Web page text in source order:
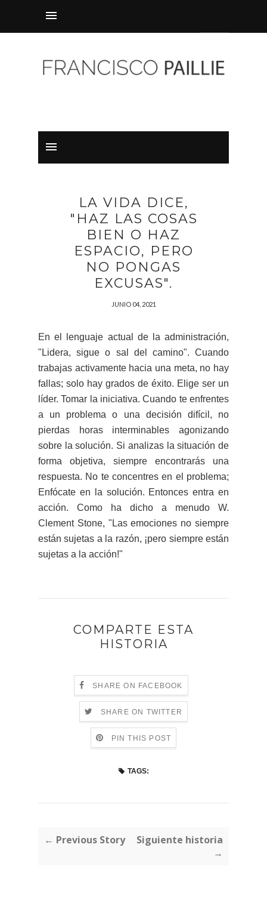
LA VIDA DICE,
"HAZ LAS COSAS
BIEN O HAZ
ESPACIO, PERO
NO PONGAS
EXCUSAS".
JUNIO 04, 2021
En el lenguaje actual de la administración,
"Lidera, sigue o sal del camino". Cuando
trabajas activamente hacia una meta, no hay
fallas; solo hay grados de éxito. Elige ser un
líder. Tomar la iniciativa. Cuando te enfrentes
a un problema o una decisión difícil, no
pierdas horas interminables agonizando
sobre la solución. Si analizas la situación de
forma objetiva, siempre encontrarás una
respuesta. No te concentres en el problema;
Enfócate en la solución. Entonces entra en
acción. Como ha dicho a menudo W.
Clement Stone, "Las emociones no siempre
están sujetas a la razón, ¡pero siempre están
sujetas a la acción!"
COMPARTE ESTA
HISTORIA
SHARE ON FACEBOOK
SHARE ON TWITTER
PIN THIS POST
TAGS:
← Previous Story
Siguiente historia
→